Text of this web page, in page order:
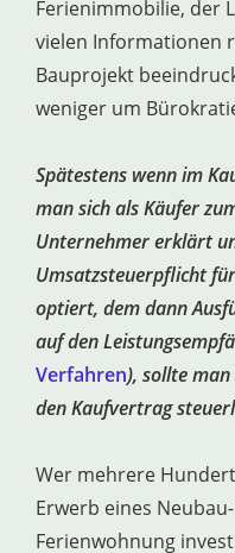
Ferienimmobilie, der
vielen Informationen
Bauprojekt
weniger um
Spätestens wenn im
man sich als Käufer
Unternehmer erklärt
Umsatzsteuerpflicht
optiert, dem dann
auf den
Verfahren), sollte
den Kaufvertrag
Wer mehrere
Erwerb eines
Ferienwohnung